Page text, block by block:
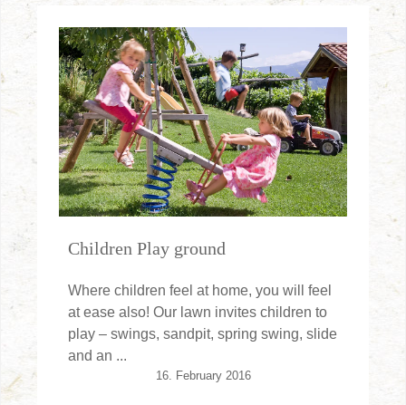
Children Play ground
Where children feel at home, you will feel
at ease also! Our lawn invites children to
play – swings, sandpit, spring swing, slide
and an ...
16. February 2016